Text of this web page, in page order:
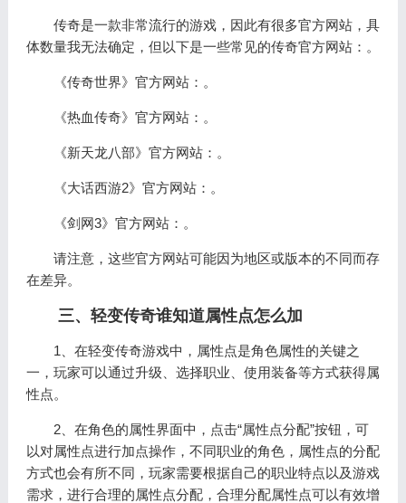
传奇是一款非常流行的游戏，因此有很多官方网站，具
体数量我无法确定，但以下是一些常见的传奇官方网站：。
《传奇世界》官方网站：。
《热血传奇》官方网站：。
《新天龙八部》官方网站：。
《大话西游2》官方网站：。
《剑网3》官方网站：。
请注意，这些官方网站可能因为地区或版本的不同而存
在差异。
三、轻变传奇谁知道属性点怎么加
1、在轻变传奇游戏中，属性点是角色属性的关键之
一，玩家可以通过升级、选择职业、使用装备等方式获得属
性点。
2、在角色的属性界面中，点击“属性点分配”按钮，可
以对属性点进行加点操作，不同职业的角色，属性点的分配
方式也会有所不同，玩家需要根据自己的职业特点以及游戏
需求，进行合理的属性点分配，合理分配属性点可以有效增